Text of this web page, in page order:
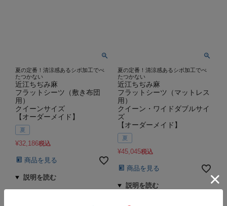
夏の定番！清涼感あるシボ加工でべ
たつかない
近江ちぢみ麻
フラットシーツ（敷き布団
用）
クイーンサイズ
【オーダーメイド】
夏
¥32,186税込
商品を見る
夏の定番！清涼感あるシボ加工でべ
たつかない
近江ちぢみ麻
フラットシーツ（マットレス
用）
クイーン・ワイドダブルサイ
ズ
【オーダーメイド】
夏
¥45,045税込
商品を見る